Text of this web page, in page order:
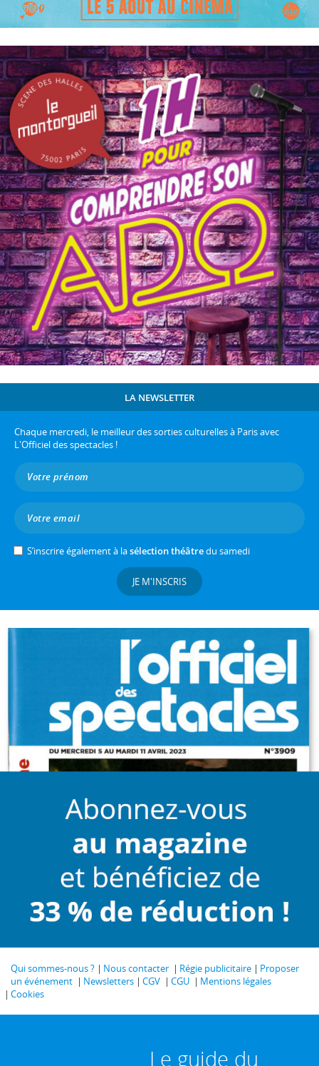
LA NEWSLETTER
Chaque mercredi, le meilleur des sorties culturelles à Paris avec
L'Officiel des spectacles !
S’inscrire également à lasélection théâtredu samedi
JE M'INSCRIS
Qui sommes-nous ? Nous contacter Régie publicitaire
Proposer
un événement
Newsletters CGV CGU
Mentions légales
Cookies
Le guide du